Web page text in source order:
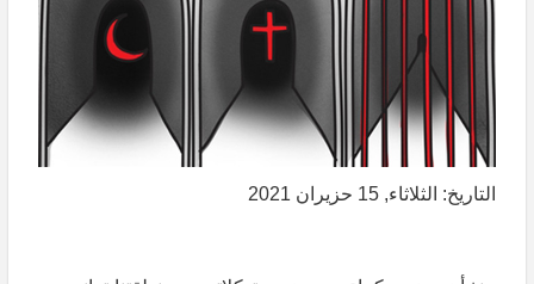
التاريخ: الثلاثاء, 15 حزيران 2021